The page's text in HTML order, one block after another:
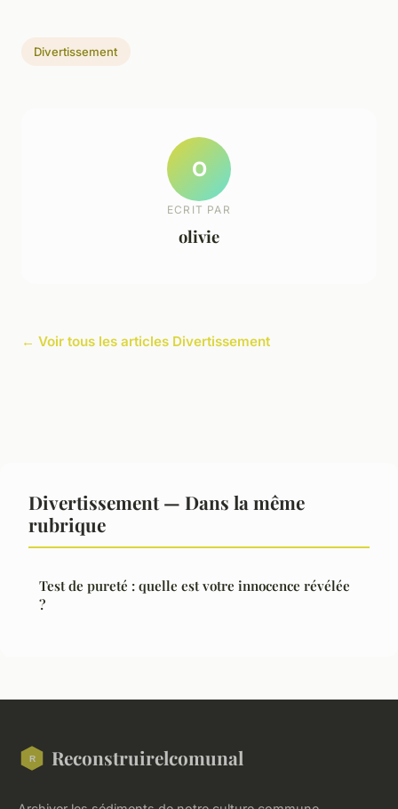
Divertissement
O
ECRIT PAR
olivie
← Voir tous les articles Divertissement
Divertissement — Dans la même
rubrique
Test de pureté : quelle est votre innocence révélée
?
Reconstruirelcomunal